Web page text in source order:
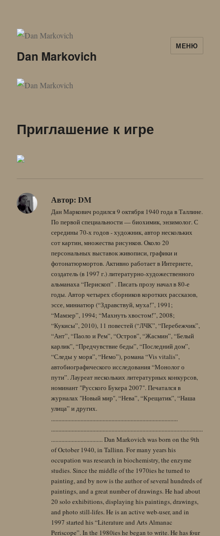
Dan Markovich
МЕНЮ
Приглашение к игре
Автор: DM
Дан Маркович родился 9 октября 1940 года в Таллине.
По первой специальности — биохимик, энзимолог. С
середины 70-х годов - художник, автор нескольких
сот картин, множества рисунков. Около 20
персональных выставок живописи, графики и
фотонатюрмортов. Активно работает в Интернете,
создатель (в 1997 г.) литературно-художественного
альманаха “Перископ” . Писать прозу начал в 80-е
годы. Автор четырех сборников коротких рассказов,
эссе, миниатюр (“Здравствуй, муха!”, 1991;
“Мамзер”, 1994; “Махнуть хвостом!”, 2008;
“Кукисы”, 2010), 11 повестей (“ЛЧК”, “Перебежчик”,
“Ант”, “Паоло и Рем”, “Остров”, “Жасмин”, “Белый
карлик”, “Предчувствие беды”, “Последний дом”,
“Следы у моря”, “Немо”), романа “Vis vitalis”,
автобиографического исследования “Монолог о
пути”. Лауреат нескольких литературных конкурсов,
номинант "Русского Букера 2007". Печатался в
журналах "Новый мир", “Нева”, “Крещатик”, “Наша
улица” и других.
......................................................................................
.......................................................................................................
................................... Dan Markovich was born on the 9th
of October 1940, in Tallinn. For many years his
occupation was research in biochemistry, the enzyme
studies. Since the middle of the 1970ies he turned to
painting, and by now is the author of several hundreds of
paintings, and a great number of drawings. He had about
20 solo exhibitions, displaying his paintings, drawings,
and photo still-lifes. He is an active web-user, and in
1997 started his “Literature and Arts Almanac
Periscope”. In the 1980ies he began to write. He has four